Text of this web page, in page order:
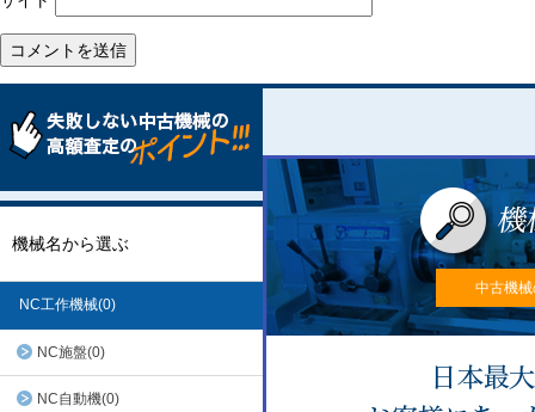
機械名から選ぶ
NC工作機械(0)
NC施盤(0)
NC自動機(0)
中古機